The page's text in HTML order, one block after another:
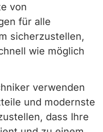
von
für alle
sicherzustellen,
wie möglich
verwenden
und modernste
dass Ihre